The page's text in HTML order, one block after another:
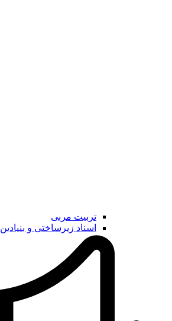
تربیت مربی
اسناد زیرساختی و بنیادین